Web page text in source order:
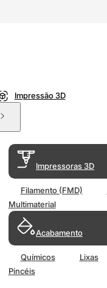
Impressão 3D
Impressoras 3D
Filamento (FMD)
Multimaterial
Acabamento
Químicos Lixas
Pincéis